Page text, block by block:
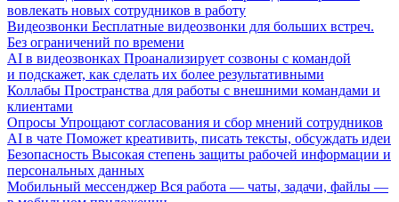
вовлекать новых сотрудников в работу
Видеозвонки Бесплатные видеозвонки для больших встреч.
Без ограничений по времени
AI в видеозвонках Проанализирует созвоны с командой
и подскажет, как сделать их более результативными
Коллабы Пространства для работы с внешними командами и
клиентами
Опросы Упрощают согласования и сбор мнений сотрудников
AI в чате Поможет креативить, писать тексты, обсуждать идеи
Безопасность Высокая степень защиты рабочей информации и
персональных данных
Мобильный мессенджер Вся работа — чаты, задачи, файлы —